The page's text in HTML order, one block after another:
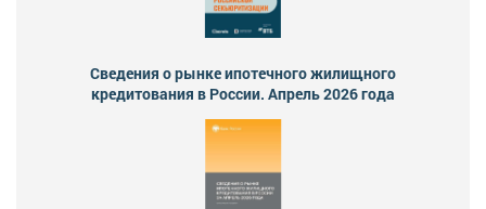
Сведения о рынке ипотечного жилищного
кредитования в России. Апрель 2026 года